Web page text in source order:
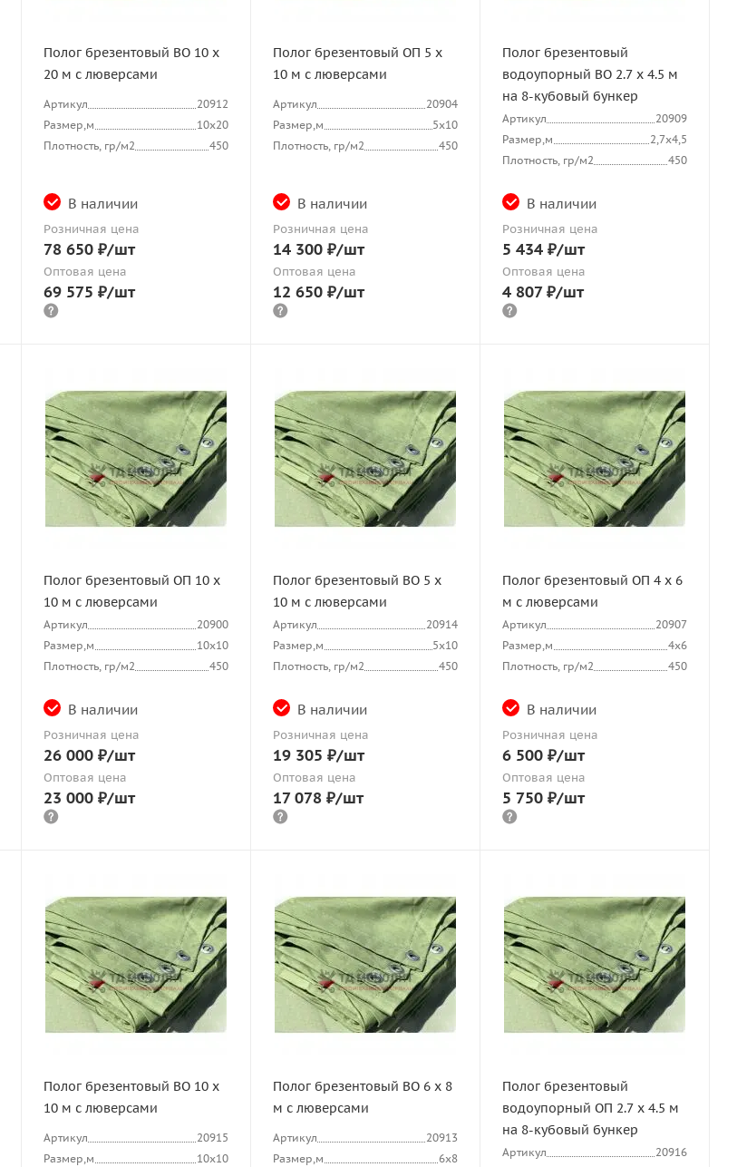
Полог брезентовый ВО 10 х
20 м с люверсами
Артикул
20912
Размер,м
10х20
Плотность, гр/м2
450
В наличии
Розничная цена
78 650 ₽/шт
Оптовая цена
69 575 ₽/шт
Полог брезентовый ОП 5 х
10 м с люверсами
Артикул
20904
Размер,м
5х10
Плотность, гр/м2
450
В наличии
Розничная цена
14 300 ₽/шт
Оптовая цена
12 650 ₽/шт
Полог брезентовый
водоупорный ВО 2.7 х 4.5 м
на 8-кубовый бункер
Артикул
20909
Размер,м
2,7х4,5
Плотность, гр/м2
450
В наличии
Розничная цена
5 434 ₽/шт
Оптовая цена
4 807₽/шт
Полог брезентовый ОП 10 х
10 м с люверсами
Артикул
20900
Размер,м
10х10
Плотность, гр/м2
450
В наличии
Розничная цена
26 000 ₽/шт
Оптовая цена
23 000 ₽/шт
Полог брезентовый ВО 5 х
10 м с люверсами
Артикул
20914
Размер,м
5х10
Плотность, гр/м2
450
В наличии
Розничная цена
19 305 ₽/шт
Оптовая цена
17 078 ₽/шт
Полог брезентовый ОП 4 х 6
м с люверсами
Артикул
20907
Размер,м
4х6
Плотность, гр/м2
450
В наличии
Розничная цена
6 500 ₽/шт
Оптовая цена
5 750 ₽/шт
Полог брезентовый ВО 10 х
10 м с люверсами
Артикул
20915
Размер,м
10х10
Полог брезентовый ВО 6 х 8
м с люверсами
Артикул
20913
Размер,м
6х8
Полог брезентовый
водоупорный ОП 2.7 х 4.5 м
на 8-кубовый бункер
Артикул
20916